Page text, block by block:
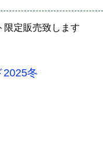
限定販売致します
2025冬